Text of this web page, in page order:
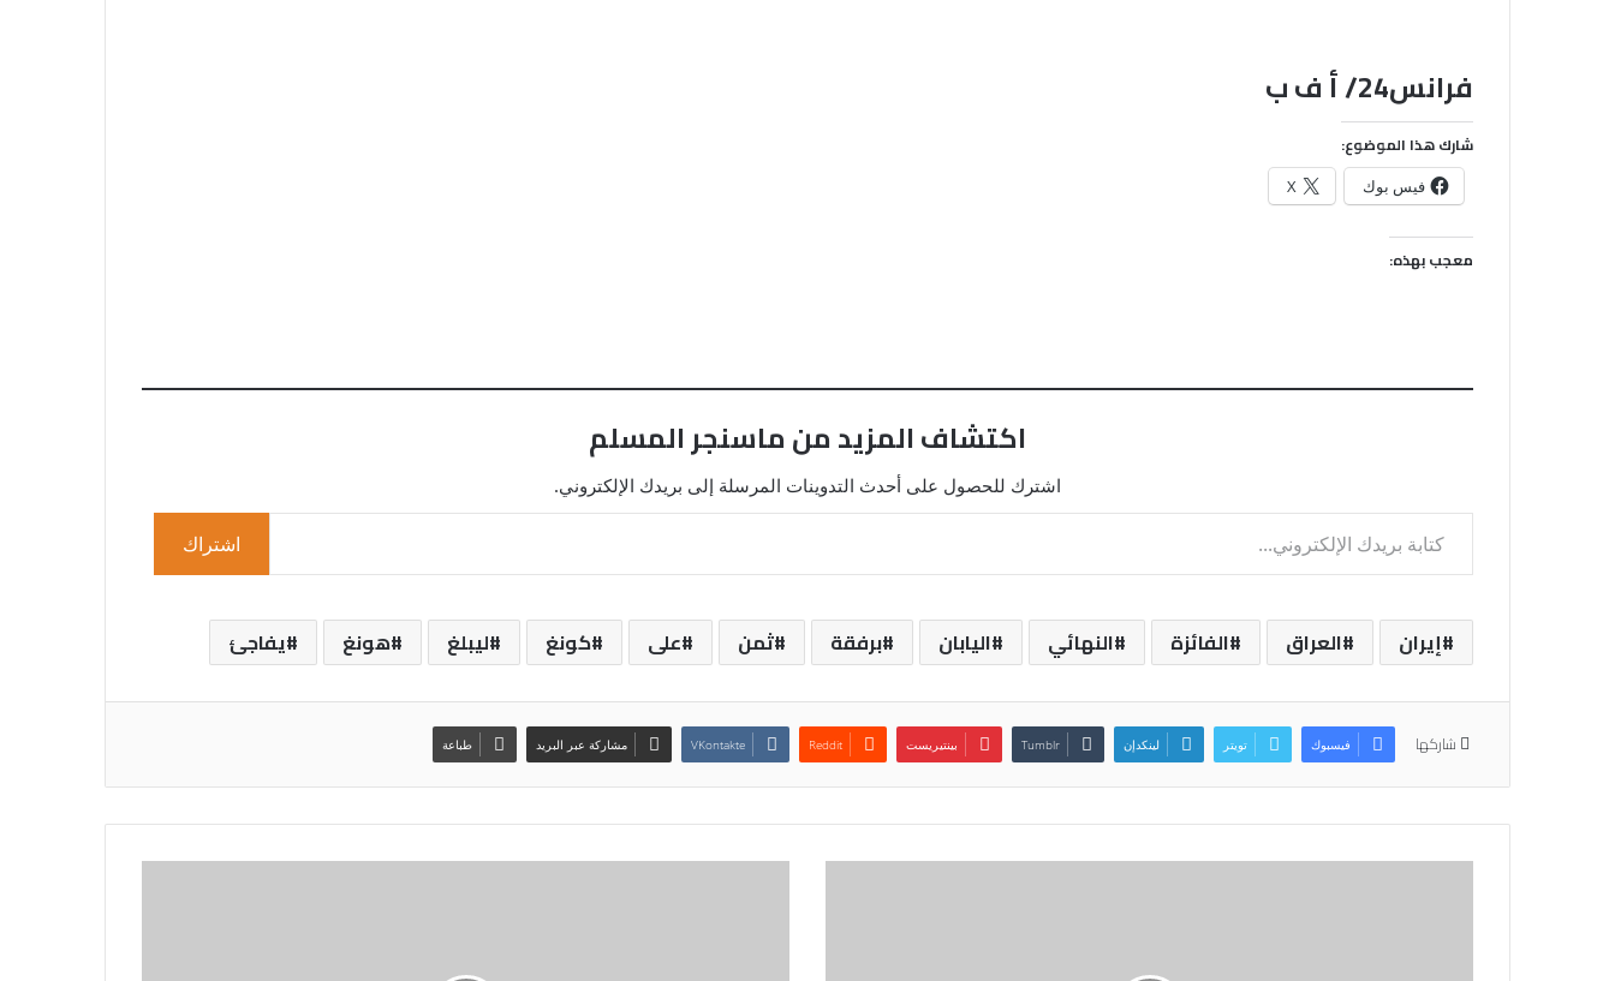
فرانس24/ أ ف ب
شارك هذا الموضوع:
فيس بوك X
معجب بهذه:
اكتشاف المزيد من ماسنجر المسلم
اشترك للحصول على أحدث التدوينات المرسلة إلى بريدك الإلكتروني.
كتابة بريدك الإلكتروني...
اشتراك
إيران العراق الفائزة النهائي اليابان برفقة ثمن على كونغ ليبلغ هونغ يفاجئ
شاركها فيسبوك تويتر لينكدإن بينتيريست مشاركة عبر البريد طباعة